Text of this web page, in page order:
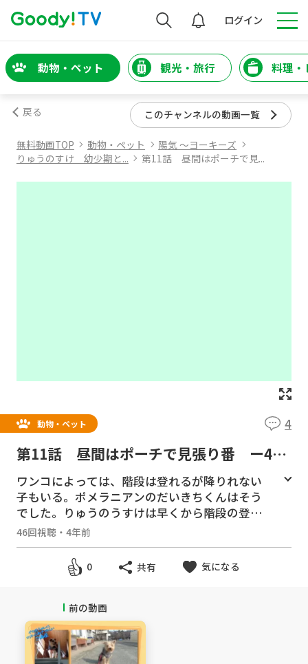
検索 ログイン
動物・ペット 観光・旅行 料理・
戻る このチャンネルの動画一覧
無料動画TOP 動物・ペット
陽気 ～ヨーキーズ
りゅうのすけ 幼少期と...
第11話 昼間はポーチで見...
動物・ペット 4
第11話 昼間はポーチで見張り番 ー4歳
のお正月ー
ワンコによっては、階段は登れるが降りれない
子もいる。ポメラニアンのだいきちくんはそう
でした。りゅうのうすけは早くから階段の登り
降りにストレスがなく、地下から三階まで自由
に歩き回っています。
自宅は閑静な住宅街であるが、近所には空き巣
の被害にあっている家もある。しかし、我が家
から不審者が近づかないかしっかり見張り番を
してけるので、押し売りも近づかないです。4歳
になったりゅうのすけの日課をお楽しみくださ
い。
46回視聴 ・ 4年前
0 共有 気になる
前の動画